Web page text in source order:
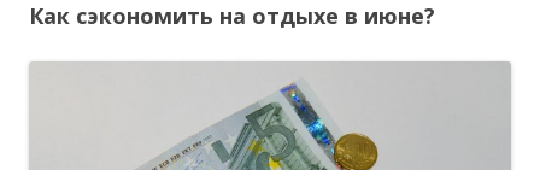
Как сэкономить на отдыхе в июне?